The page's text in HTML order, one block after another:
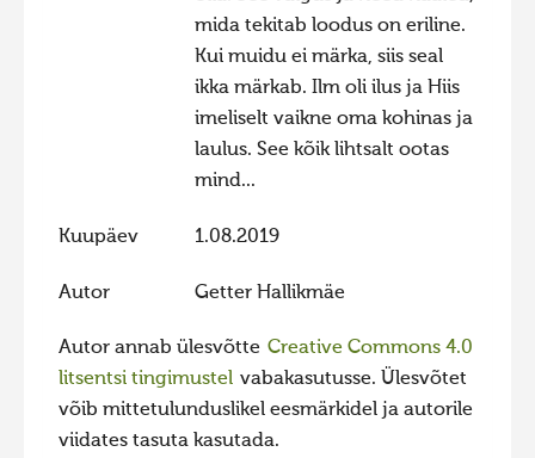
Hiite kuvavõistlus 2009
Hiite kuvavõistlus 2008
mida tekitab loodus on eriline.
Kui muidu ei märka, siis seal
ikka märkab. Ilm oli ilus ja Hiis
imeliselt vaikne oma kohinas ja
laulus. See kõik lihtsalt ootas
mind...
Kuupäev 1.08.2019
Autor Getter Hallikmäe
Autor annab ülesvõtte Creative Commons 4.0
litsentsi tingimustel vabakasutusse. Ülesvõtet
võib mittetulunduslikel eesmärkidel ja autorile
viidates tasuta kasutada.